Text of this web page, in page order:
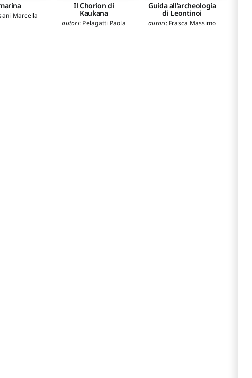
Marcella
Il Chorion di
Kaukana
autori: Pelagatti Paola
Guida all’archeologia
di Leontinoi
autori: Frasca Massimo